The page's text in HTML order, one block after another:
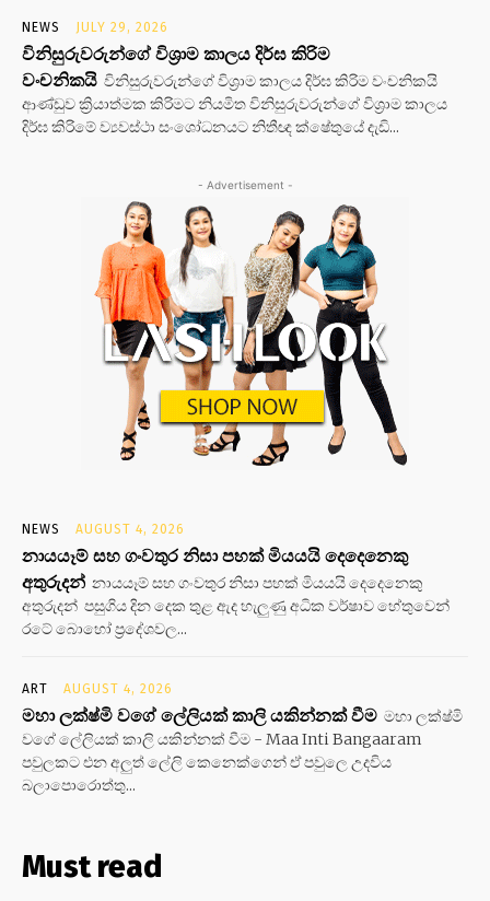
NEWS JULY 29, 2026
විනිසුරුවරුන්ගේ විශ්‍රාම කාලය දිර්ඝ කිරිම
වංචනිකයි විනිසුරුවරුන්ගේ විශ්‍රාම කාලය දිර්ඝ කිරිම වංචනිකයි
ආණ්ඩුව ක්‍රියාත්මක කිරිමට නියමිත විනිසුරුවරුන්ගේ විශ්‍රාම කාලය
දිර්ඝ කිරිමේ ව්‍යවස්ථා සංශෝධනයට නිතීඥ ක්ෂේතුයේ දැඩි...
- Advertisement -
NEWS AUGUST 4, 2026
නායයෑම් සහ ගංවතුර නිසා පහක් මියයයි දෙදෙනෙකු
අතුරුදන් නායයෑම් සහ ගංවතුර නිසා පහක් මියයයි දෙදෙනෙකු
අතුරුදන් පසුගිය දින දෙක තුළ ඇද හැලුණු අධික වර්ෂාව හේතුවෙන්
රටේ බොහෝ ප්‍රදේශවල...
ART AUGUST 4, 2026
මහා ලක්ෂ්මි වගේ ලේලියක් කාලි යකින්නක් වීම මහා ලක්ෂ්මි
වගේ ලේලියක් කාලි යකින්නක් වීම - Maa Inti Bangaaram
පවුලකට එන අලුත් ලේලි කෙනෙක්ගෙන් ඒ පවුලෙ උදවිය
බලාපොරොත්තු...
Must read